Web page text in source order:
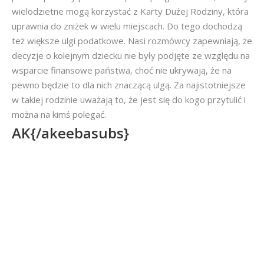
wielodzietne mogą korzystać z Karty Dużej Rodziny, która
uprawnia do zniżek w wielu miejscach. Do tego dochodzą
też większe ulgi podatkowe. Nasi rozmówcy zapewniają, że
decyzje o kolejnym dziecku nie były podjęte ze względu na
wsparcie finansowe państwa, choć nie ukrywają, że na
pewno będzie to dla nich znaczącą ulgą. Za najistotniejsze
w takiej rodzinie uważają to, że jest się do kogo przytulić i
można na kimś polegać.
AK{/akeebasubs}